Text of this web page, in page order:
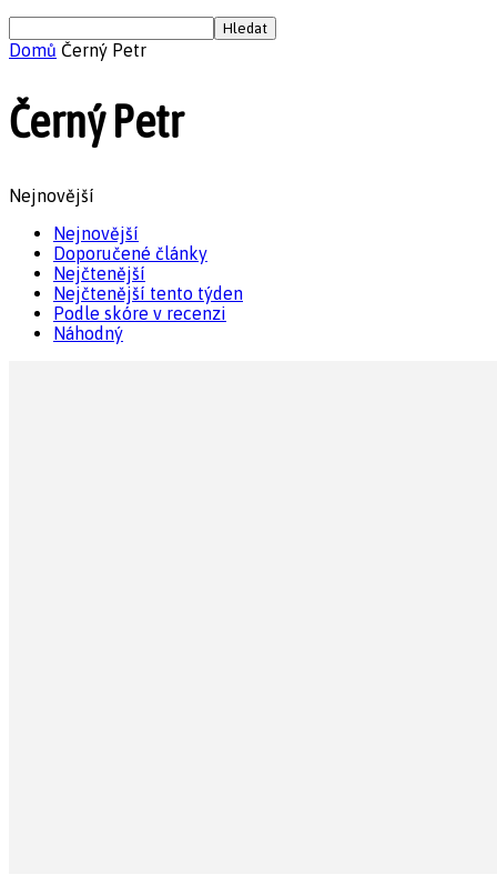
Domů Černý Petr
Černý Petr
Nejnovější
Nejnovější
Doporučené články
Nejčtenější
Nejčtenější tento týden
Podle skóre v recenzi
Náhodný